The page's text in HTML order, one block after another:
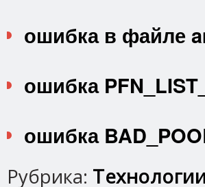
ошибка в файле
ошибка
ошибка
Рубрика: